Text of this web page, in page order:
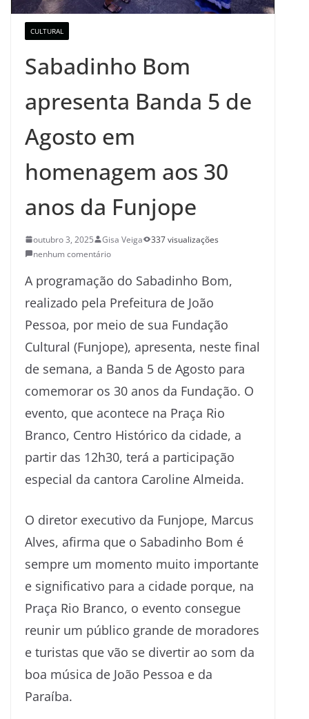
CULTURAL
Sabadinho Bom
apresenta Banda 5 de
Agosto em
homenagem aos 30
anos da Funjope
outubro 3, 2025 Gisa Veiga
337 visualizações
nenhum comentário
A programação do Sabadinho Bom,
realizado pela Prefeitura de João
Pessoa, por meio de sua Fundação
Cultural (Funjope), apresenta, neste final
de semana, a Banda 5 de Agosto para
comemorar os 30 anos da Fundação. O
evento, que acontece na Praça Rio
Branco, Centro Histórico da cidade, a
partir das 12h30, terá a participação
especial da cantora Caroline Almeida.
O diretor executivo da Funjope, Marcus
Alves, afirma que o Sabadinho Bom é
sempre um momento muito importante
e significativo para a cidade porque, na
Praça Rio Branco, o evento consegue
reunir um público grande de moradores
e turistas que vão se divertir ao som da
boa música de João Pessoa e da
Paraíba.